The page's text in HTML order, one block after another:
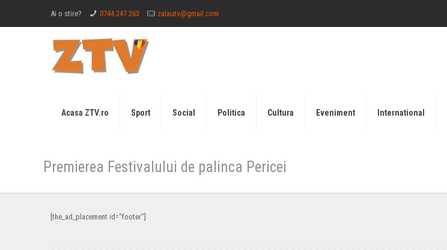
Ai o stire? 0744 247 263 zalautv@gmail.com
Acasa ZTV.ro Sport Social Politica Cultura Eveniment International
Premierea Festivalului de palinca Pericei
[the_ad_placement id="footer"]